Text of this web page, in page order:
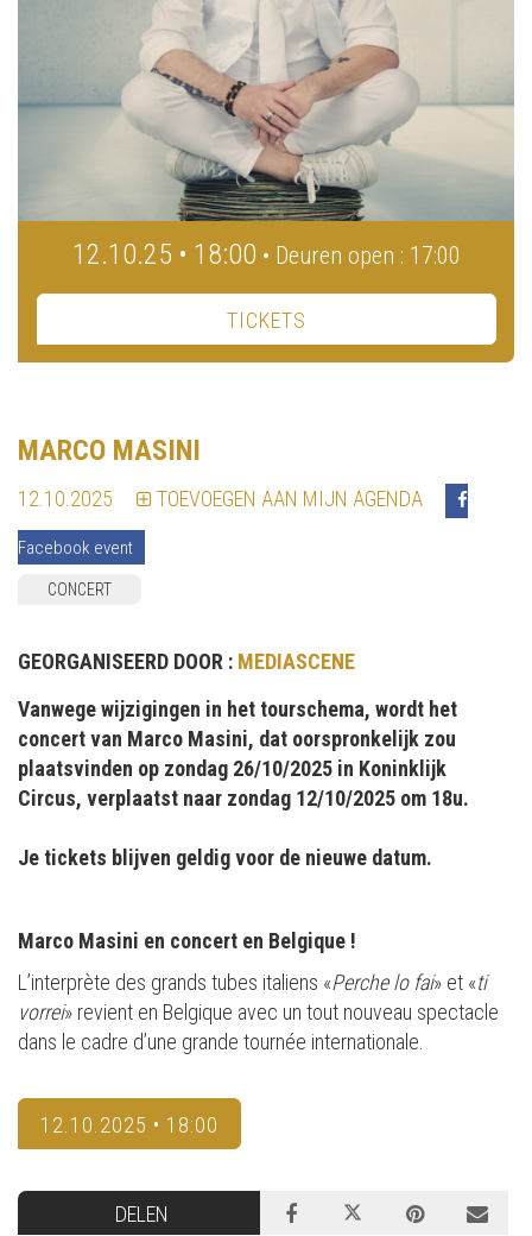
12.10.25 • 18:00 • Deuren open : 17:00
TICKETS
MARCO MASINI
12.10.2025 TOEVOEGEN AAN MIJN AGENDA
Facebook event
CONCERT
GEORGANISEERD DOOR : MEDIASCENE
Vanwege wijzigingen in het tourschema, wordt het
concert van Marco Masini, dat oorspronkelijk zou
plaatsvinden op zondag 26/10/2025 in Koninklijk
Circus, verplaatst naar zondag 12/10/2025 om 18u.
Je tickets blijven geldig voor de nieuwe datum.
Marco Masini en concert en Belgique !
L’interprète des grands tubes italiens «Perche lo fai» et «ti
vorrei» revient en Belgique avec un tout nouveau spectacle
dans le cadre d’une grande tournée internationale.
12.10.2025 • 18:00
DELEN